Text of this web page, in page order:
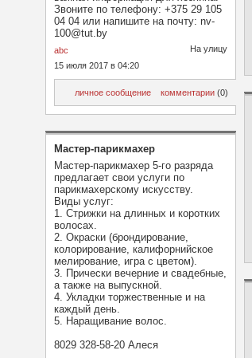
Звоните по телефону: +375 29 105
04 04 или напишите на почту: nv-
100@tut.by
abc
На улицу
15 июля 2017 в 04:20
личное сообщение комментарии (0)
Мастер-парикмахер
Мастер-парикмахер 5-го разряда
предлагает свои услуги по
парикмахерскому искусству.
Виды услуг:
1. Стрижки на длинных и коротких
волосах.
2. Окраски (брондирование,
колорирование, калифорнийское
мелирование, игра с цветом).
3. Прически вечерние и свадебные,
а также на выпускной.
4. Укладки торжественные и на
каждый день.
5. Наращивание волос.
8029 328-58-20 Алеся